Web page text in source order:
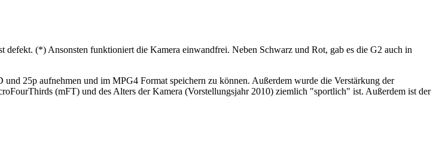
(*) Ansonsten funktioniert die Kamera einwandfrei. Neben Schwarz und Rot, gab es die G2 auch in
25p aufnehmen und im MPG4 Format speichern zu können. Außerdem wurde die Verstärkung der
(mFT) und des Alters der Kamera (Vorstellungsjahr 2010) ziemlich "sportlich" ist. Außerdem ist der